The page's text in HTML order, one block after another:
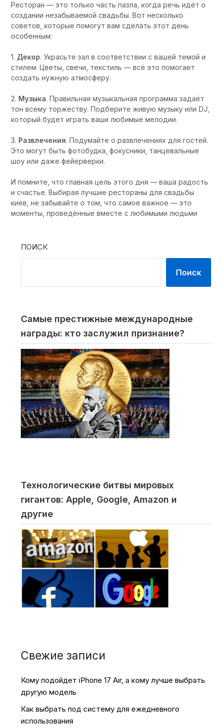
Ресторан — это только часть пазла, когда речь идёт о
создании незабываемой свадьбы. Вот несколько
советов, которые помогут вам сделать этот день
особенным:
1. Декор. Украсьте зал в соответствии с вашей темой и
стилем. Цветы, свечи, текстиль — всё это помогает
создать нужную атмосферу.
2. Музыка. Правильная музыкальная программа задаёт
тон всему торжеству. Подберите живую музыку или DJ,
который будет играть ваши любимые мелодии.
3. Развлечения. Подумайте о развлечениях для гостей.
Это могут быть фотобудка, фокусники, танцевальные
шоу или даже фейерверки.
И помните, что главная цель этого дня — ваша радость
и счастье. Выбирая лучшие рестораны для свадьбы
киев, не забывайте о том, что самое важное — это
моменты, проведённые вместе с любимыми людьми
ПОИСК
Поиск
Самые престижные международные
награды: кто заслужил признание?
Технологические битвы мировых
гигантов: Apple, Google, Amazon и
другие
Свежие записи
Кому подойдет iPhone 17 Air, а кому лучше выбрать
другую модель
Как выбрать под систему для ежедневного
использования